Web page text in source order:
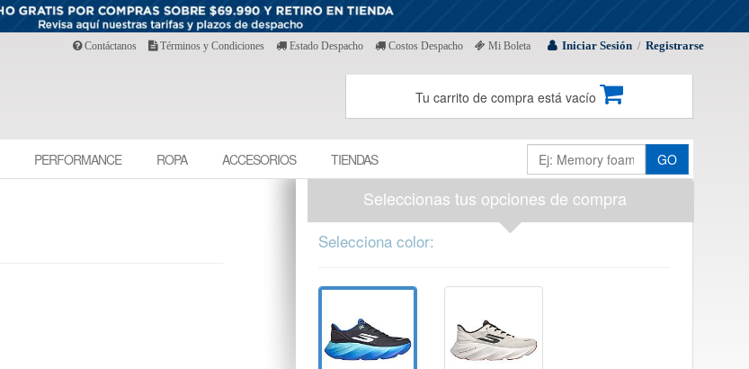
Iniciar Sesión / Registrarse
Contáctanos Términos y Condiciones Estado Despacho Costos Despacho Mi Boleta
Tu carrito de compra está vacío
PERFORMANCE ROPA ACCESORIOS TIENDAS GO
Seleccionas tus opciones de compra
Selecciona color: